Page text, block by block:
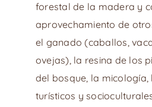
forestal de la madera y
aprovechamiento de
el ganado (caballos,
ovejas), la resina de los
del bosque, la micología,
turísticos y